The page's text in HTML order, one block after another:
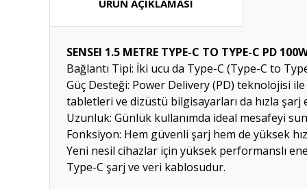
ÜRÜN AÇIKLAMASI
SENSEI 1.5 METRE TYPE-C TO TYPE-C PD
Bağlantı Tipi: İki ucu da Type-C (Type-C to
Güç Desteği: Power Delivery (PD) teknolojisi
tabletleri ve dizüstü bilgisayarları da hızla şarj
Uzunluk: Günlük kullanımda ideal mesafeyi
Fonksiyon: Hem güvenli şarj hem de yüksek
Yeni nesil cihazlar için yüksek performanslı
Type-C şarj ve veri kablosudur.